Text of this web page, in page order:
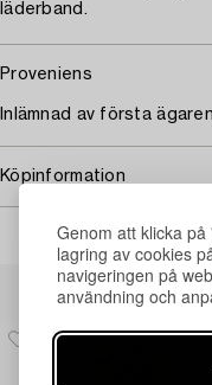
Genom att klicka
lagring av cookies
navigeringen på
användning och
läderband.
Proveniens
Inlämnad av första
Köpinformation
Andra